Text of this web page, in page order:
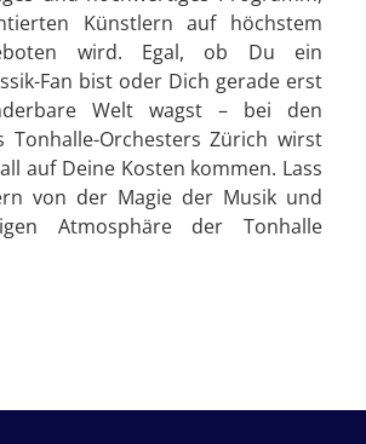
Künstlern auf höchstem
wird. Egal, ob Du ein
Fan bist oder Dich gerade erst
Welt wagst – bei den
Tonhalle-Orchesters Zürich wirst
auf Deine Kosten kommen. Lass
von der Magie der Musik und
Atmosphäre der Tonhalle